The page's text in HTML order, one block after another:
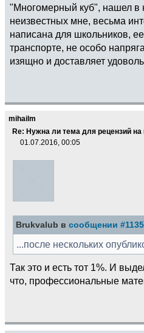
"Многомерный куб", нашел в
неизвестных мне, весьма
написана для школьников,
транспорте, не особо
изящно и доставляет
mihailm
Re: Нужна ли тема для рецензий на
01.07.2016, 00:05
Brukvalub в сообщении
...после нескольких
Так это и есть тот 1%. И
что, профессиональные